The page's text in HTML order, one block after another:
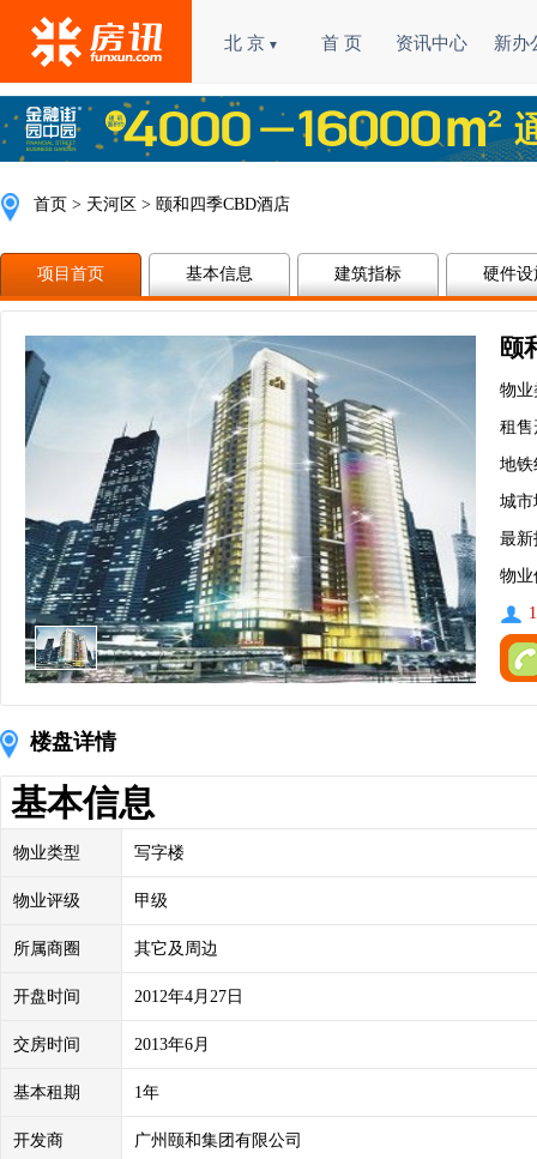
北 京 ▼ 首 页 资讯中心 新办
首页 > 天河区 > 颐和四季CBD酒店
项目首页 基本信息 建筑指标 硬件设
颐
物业
租售
地铁
城
最新
物业
楼盘详情
基本信息
物业类型 写字楼
物业评级 甲级
所属商圈 其它及周边
开盘时间 2012年4月27日
交房时间 2013年6月
基本租期 1年
开发商 广州颐和集团有限公司